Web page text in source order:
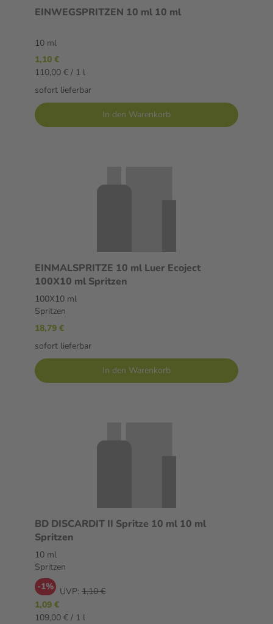
EINWEGSPRITZEN 10 ml 10 ml
10 ml
1,10 €
110,00 € / 1 l
sofort lieferbar
In den Warenkorb
EINMALSPRITZE 10 ml Luer Ecoject
100X10 ml Spritzen
100X10 ml
Spritzen
18,79 €
sofort lieferbar
In den Warenkorb
BD DISCARDIT II Spritze 10 ml 10 ml
Spritzen
10 ml
Spritzen
-1% UVP: 1,10 €
1,09 €
109,00 € / 1 l